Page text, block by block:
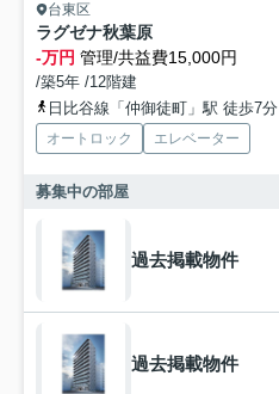
台東区
ラグゼナ秋葉原
-万円 管理/共益費15,000円
/築5年 /12階建
日比谷線「仲御徒町」駅 徒歩7分
オートロック エレベーター
募集中の部屋
過去掲載物件
過去掲載物件